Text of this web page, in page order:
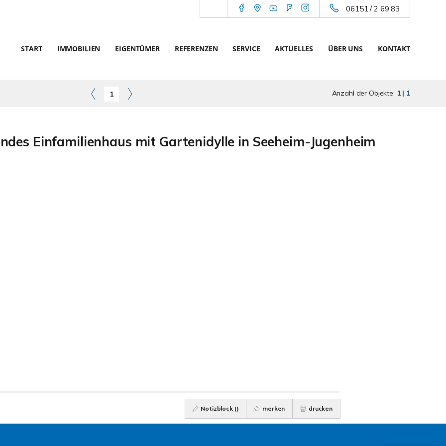
06151 / 2 69 83
START IMMOBILIEN EIGENTÜMER REFERENZEN SERVICE AKTUELLES ÜBER UNS KONTAKT
1 Anzahl der Objekte: 1 | 1
Einfamilienhaus mit Gartenidylle in Seeheim-Jugenheim
Notizblock () merken drucken